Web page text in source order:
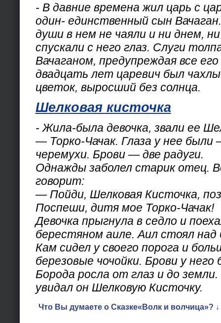
- В давние времена жил царь с
один- единственный сын
души в нем не чаяли и ни днем,
спускали с него глаз. Слуги
Вачаганом, предупреждая все
двадцать лет царевич был
цветок, выросший без солнца.
Шелковая кисточка
- Жила-была девочка, звали ее
— Торко-Чачак. Глаза у нее были
черемухи. Брови — две радуги.
Однажды заболел старик отец.
говорит:
— Пойди, Шелковая Кисточка,
Поспеши, дитя мое Торко-Чачак!
Девочка прыгнула в седло и
берестяном аиле. Аил стоял над
Кам сидел у своего порога и
березовые чочойки. Брови у него
Борода росла от глаз и до
увидал он Шелковую Кисточку.
Что Вы думаете о Сказке«Волк и волчица»? ↓